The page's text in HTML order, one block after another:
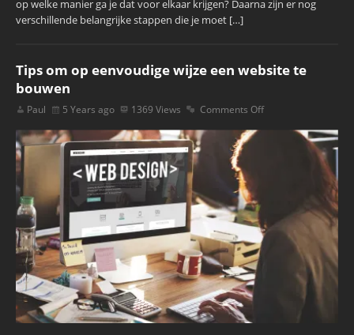
op welke manier ga je dat voor elkaar krijgen? Daarna zijn er nog
verschillende belangrijke stappen die je moet […]
Tips om op eenvoudige wijze een website te
bouwen
Paul 5 Years ago 1369 Views Comments Off